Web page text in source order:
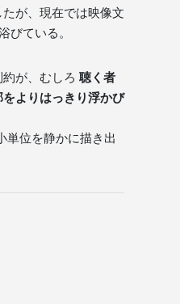
が、現在では映像文
びている。
約が、むしろ 聴く者
よりはっきり浮かび
単位を静かに描き出